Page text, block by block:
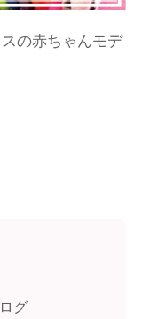
の赤ちゃんモデ
グ